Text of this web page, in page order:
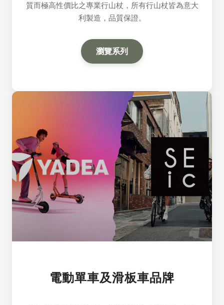
質而極高性價比之專業行山杖，所有行山杖皆為意大
利製造，品質保證。
瀏覽系列
電動單車及滑板車品牌